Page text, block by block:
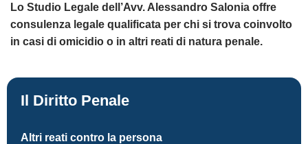
Lo Studio Legale dell’Avv. Alessandro Salonia offre
consulenza legale qualificata per chi si trova coinvolto
in casi di omicidio o in altri reati di natura penale.
Il Diritto Penale
Altri reati contro la persona